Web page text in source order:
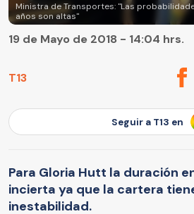
Ministra de Transportes: "Las
años son altas"
T13
19 de Mayo de 2018 - 14:04 hrs.
Seguir a T13 en
Para Gloria Hutt la duración
incierta ya que la cartera
inestabilidad.